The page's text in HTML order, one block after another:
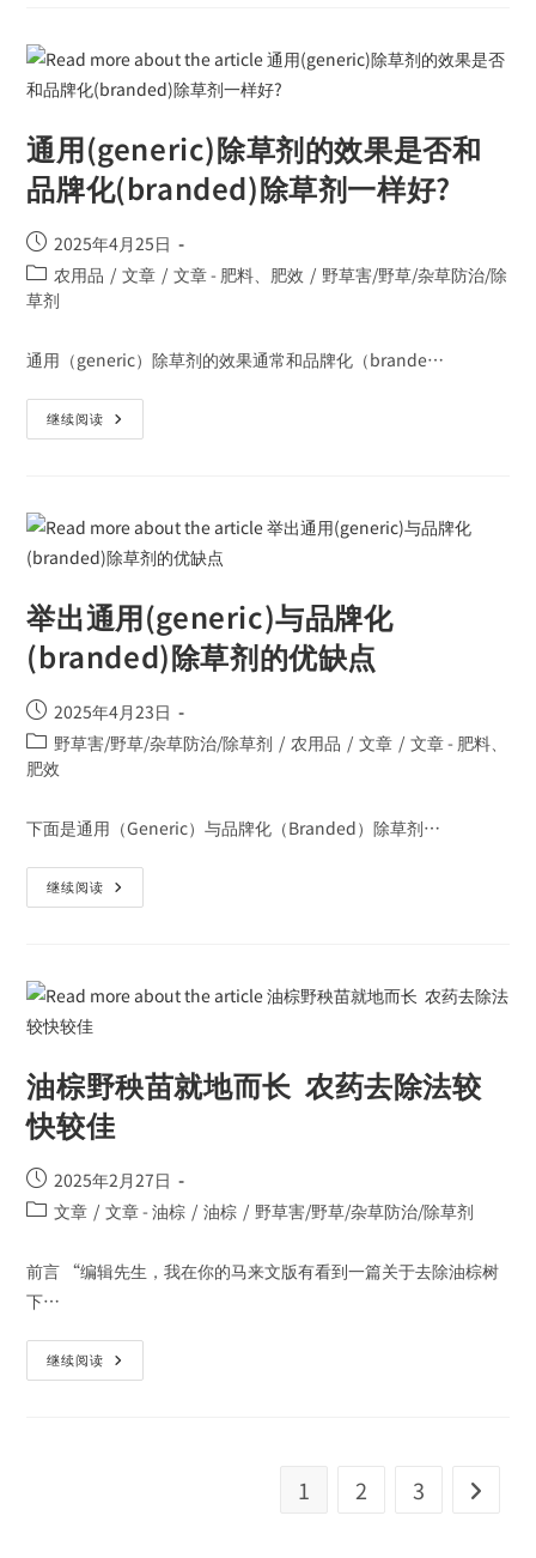
通用(generic)除草剂的效果是否和
品牌化(branded)除草剂一样好?
2025年4月25日
农用品 / 文章 / 文章 - 肥料、肥效 / 野草害/野草/杂草防治/除
草剂
通用（generic）除草剂的效果通常和品牌化（brande…
继续阅读
举出通用(generic)与品牌化
(branded)除草剂的优缺点
2025年4月23日
野草害/野草/杂草防治/除草剂 / 农用品 / 文章 / 文章 - 肥料、
肥效
下面是通用（Generic）与品牌化（Branded）除草剂…
继续阅读
油棕野秧苗就地而长 农药去除法较
快较佳
2025年2月27日
文章 / 文章 - 油棕 / 油棕 / 野草害/野草/杂草防治/除草剂
前言 “编辑先生，我在你的马来文版有看到一篇关于去除油棕树
下…
继续阅读
1 2 3